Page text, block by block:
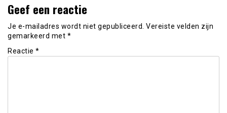
Geef een reactie
Je e-mailadres wordt niet gepubliceerd. Vereiste velden zijn
gemarkeerd met *
Reactie *